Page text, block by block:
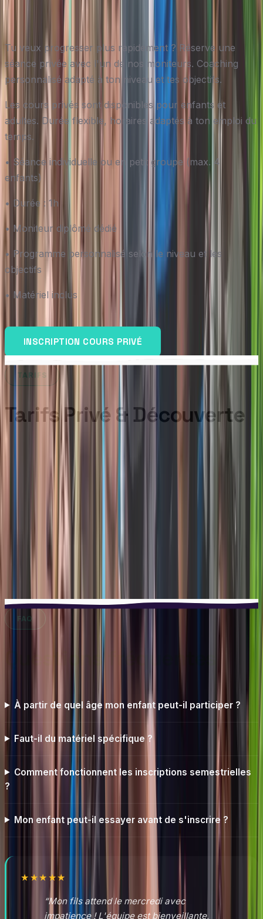
Tu veux progresser plus rapidement ? Réserve une
séance privée avec l'un de nos moniteurs. Coaching
personnalisé adapté à ton niveau et tes objectifs.
Les cours privés sont disponibles pour enfants et
adultes. Durée flexible, horaires adaptés à ton emploi du
temps.
• Séance individuelle ou en petit groupe (max. 4
enfants)
• Durée : 1h
• Moniteur diplômé dédié
• Programme personnalisé selon le niveau et les
objectifs
• Matériel inclus
INSCRIPTION COURS PRIVÉ
TARIFS
Tarifs Privé & Découverte
Enfant suppl.
30.-
1h+entrée+chaussons
FAQ
Questions fréquentes
À partir de quel âge mon enfant peut-il participer ?
Faut-il du matériel spécifique ?
Comment fonctionnent les inscriptions semestrielles
?
Mon enfant peut-il essayer avant de s'inscrire ?
★ ★★ ★★
“Mon fils attend le mercredi avec
impatience ! L'équipe est bienveillante,